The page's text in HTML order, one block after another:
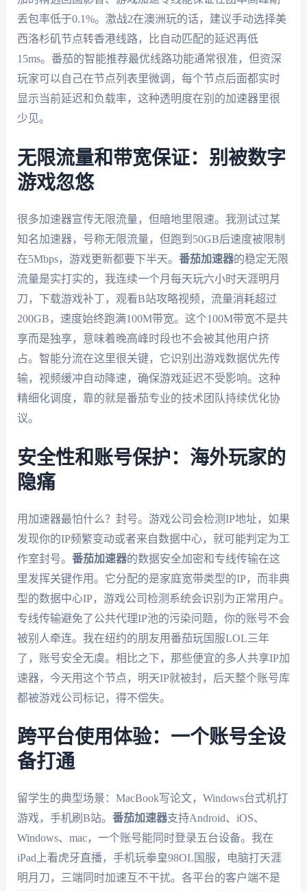
丢包率低于0.1%。激战2在澳洲玩的话，建议手动选择美
西洛杉矶节点转香港线路，比自动匹配的延迟再低
15ms。番茄的智能推荐最优线路功能通常很准，但资深
玩家可以自己在节点列表里微调，每个节点后面都实时
显示当前延迟和负载率，这种透明度在别的加速器里很
少见。
无限流量和带宽保证：别被数字
游戏忽悠
很多加速器宣传无限流量，但暗地里限速。我测试过某
知名加速器，号称无限流量，但跑到50GB后速度被限制
在5Mbps，游戏更新都要下半天。 番茄加速器的稳定无限
流量是实打实的，我连续一个月每天玩六小时天涯明月
刀，下载游戏补丁，观看B站攻略视频，流量消耗超过
200GB，速度始终跑满100M带宽。这个100M带宽不是共
享而是独享，意味着晚高峰时段也不会被其他用户挤
占。智能分流在这里很关键，它识别出游戏数据优先传
输，视频缓冲自动降速，确保游戏延迟不受影响。这种
精细化调度，靠的就是番茄专业的技术团队持续优化协
议。
安全性和账号保护：海外玩家的
隐痛
用加速器最怕什么？封号。游戏公司会检测IP地址，如果
发现你的IP频繁变动或者来自数据中心，就可能判定为工
作室封号。 番茄加速器的数据安全加密和专线传输在这
里发挥关键作用。它分配的是家庭宽带类型的IP，而非典
型的数据中心IP，游戏公司检测系统会识别为正常用户。
专线传输避免了公共代理IP池的污染问题，你的账号不会
被别人牵连。我在纽约的朋友用番茄玩国服LOL三年
了，账号安全无虞。相比之下，那些便宜的多人共享IP加
速器，今天用这个节点，明天IP就被封，后天整个账号库
都被游戏公司标记，得不偿失。
跨平台使用体验：一个账号全设
备打通
留学生的典型场景：MacBook写论文，Windows台式机打
游戏，手机刷B站。 番茄加速器支持Android、iOS、
Windows、mac，一个账号能同时登录五台设备。我在
iPad上看虎牙直播，手机玩拳皇98OL国服，电脑打天涯
明月刀，三端同时加速互不干扰。各平台的客户端不是